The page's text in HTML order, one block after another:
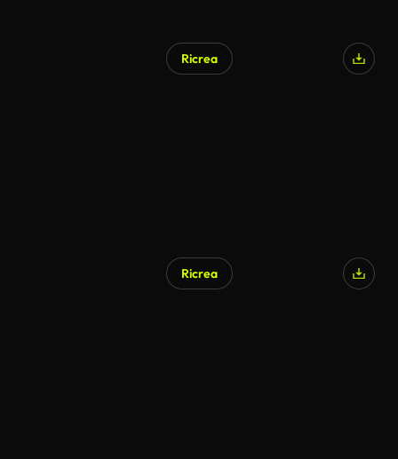
Ricrea
Ricrea